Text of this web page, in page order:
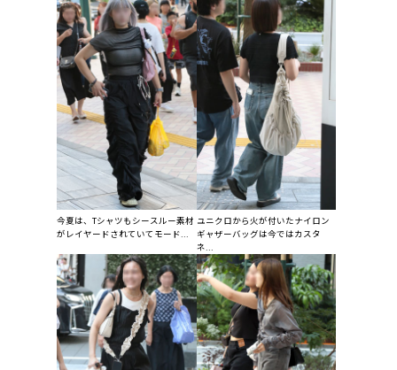
今夏は、Tシャツもシースルー素材
がレイヤードされていてモード...
ユニクロから火が付いたナイロン
ギャザーバッグは今ではカスタ
ネ...